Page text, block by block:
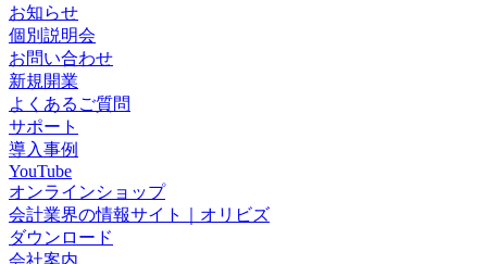
お知らせ
個別説明会
お問い合わせ
新規開業
よくあるご質問
サポート
導入事例
YouTube
オンラインショップ
会計業界の情報サイト｜オリビズ
ダウンロード
会社案内